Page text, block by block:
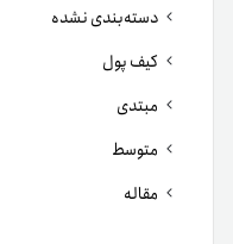
دسته‌بندی نشده
کیف پول
مبتدی
متوسط
مقاله